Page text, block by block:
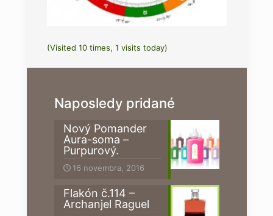
(Visited 10 times, 1 visits today)
Naposledy pridané
Nový Pomander
Aura-soma –
Purpurový.
16 novembra, 2016
Flakón č.114 –
Archanjel Raguel